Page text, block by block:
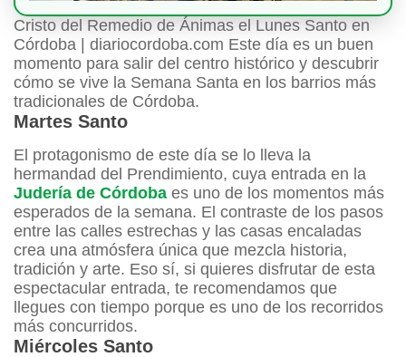
Cristo del Remedio de Ánimas el Lunes Santo en
Córdoba | diariocordoba.com Este día es un buen
momento para salir del centro histórico y descubrir
cómo se vive la Semana Santa en los barrios más
tradicionales de Córdoba.
Martes Santo
El protagonismo de este día se lo lleva la
hermandad del Prendimiento, cuya entrada en la
Judería de Córdoba es uno de los momentos más
esperados de la semana. El contraste de los pasos
entre las calles estrechas y las casas encaladas
crea una atmósfera única que mezcla historia,
tradición y arte. Eso sí, si quieres disfrutar de esta
espectacular entrada, te recomendamos que
llegues con tiempo porque es uno de los recorridos
más concurridos.
Miércoles Santo